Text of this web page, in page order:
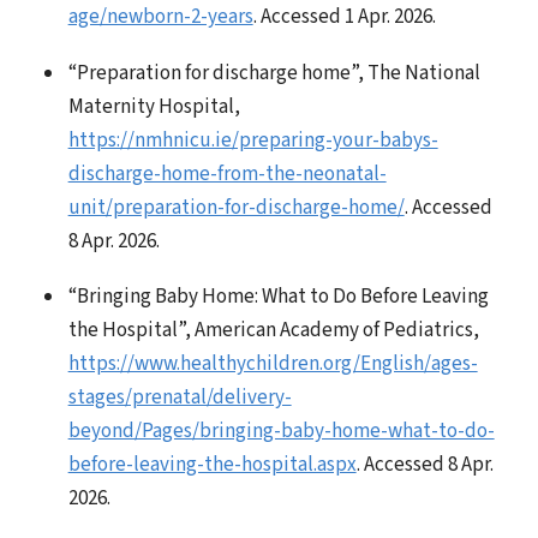
age/newborn-2-years. Accessed 1 Apr. 2026.
“Preparation for discharge home”, The National
Maternity Hospital,
https://nmhnicu.ie/preparing-your-babys-
discharge-home-from-the-neonatal-
unit/preparation-for-discharge-home/. Accessed
8 Apr. 2026.
“Bringing Baby Home: What to Do Before Leaving
the Hospital”, American Academy of Pediatrics,
https://www.healthychildren.org/English/ages-
stages/prenatal/delivery-
beyond/Pages/bringing-baby-home-what-to-do-
before-leaving-the-hospital.aspx. Accessed 8 Apr.
2026.